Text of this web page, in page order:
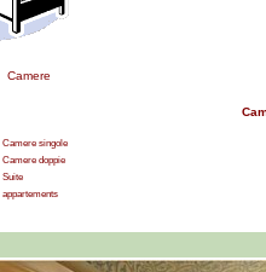
Camere
Camere singole
Camere doppie
Suite
appartements